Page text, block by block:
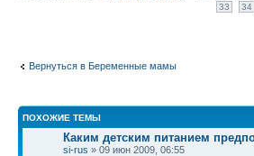
33
34
Вернуться в Беременные мамы
ПОХОЖИЕ ТЕМЫ
Каким детским питанием
si-rus » 09 июн 2009, 06:55